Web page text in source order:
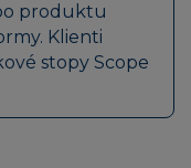
produktu
Klienti
stopy Scope